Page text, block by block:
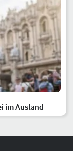
im Ausland